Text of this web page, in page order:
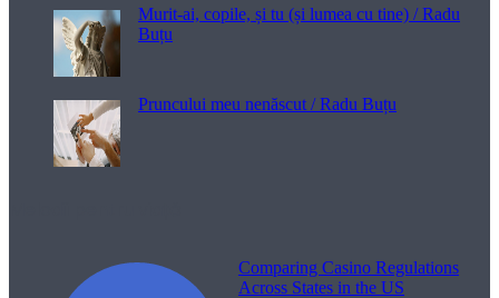
Murit-ai, copile, și tu (și lumea cu tine) / Radu
Buțu
Pruncului meu nenăscut / Radu Buțu
Comparing Casino Regulations
Across States in the US